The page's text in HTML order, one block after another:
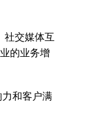
社交媒体互
的业务增
和客户满